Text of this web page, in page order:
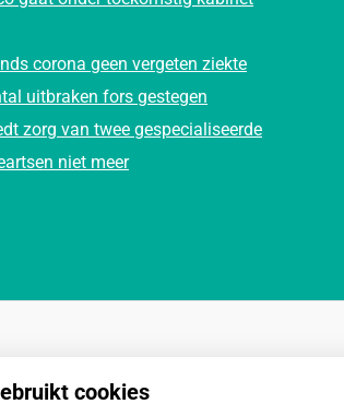
corona geen vergeten ziekte
uitbraken fors gestegen
zorg van twee gespecialiseerde
niet meer
cookies